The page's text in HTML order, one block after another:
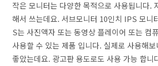
작은 모니터는 다양한 목적으로 사용됩니다.
해서 쓰는데요. 서브모니터 10인치 IPS 모니
S는 사진액자 또는 동영상 플레이어 또는 컴
사용할 수 있는 제품 입니다. 실제로 사용해
좋았는데요. 광고판 용도로도 사용 가능 합니